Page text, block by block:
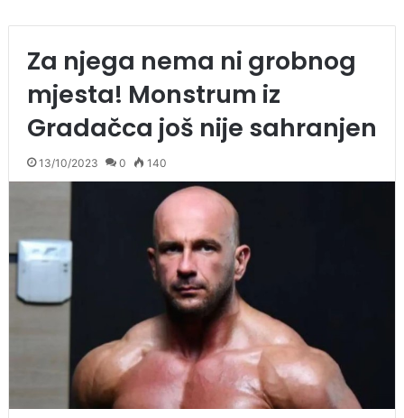
Za njega nema ni grobnog
mjesta! Monstrum iz
Gradačca još nije sahranjen
13/10/2023 0 140